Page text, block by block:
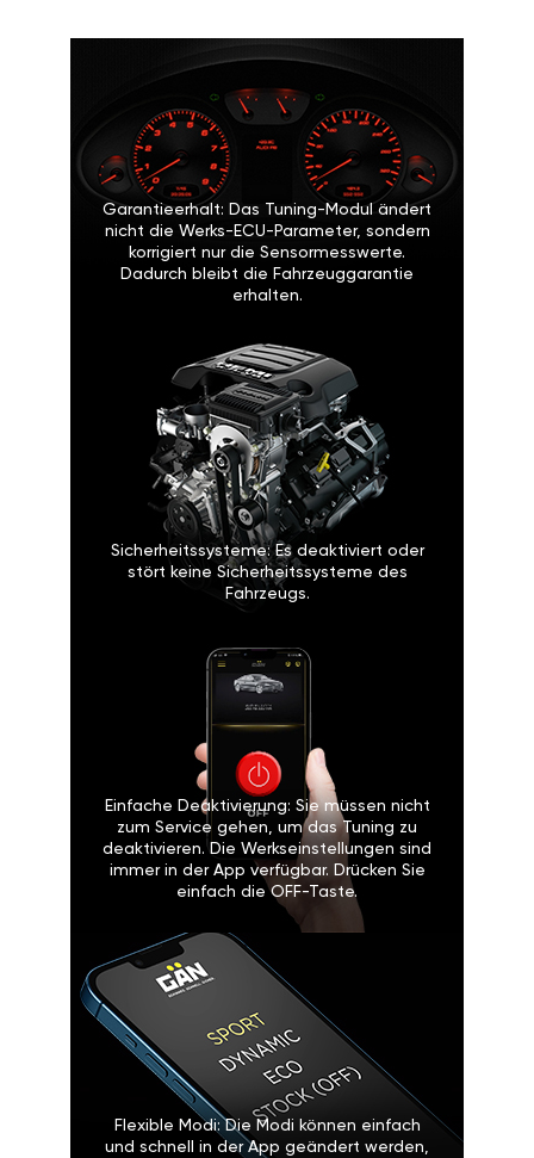
Garantieerhalt: Das Tuning-Modul ändert
nicht die Werks-ECU-Parameter, sondern
korrigiert nur die Sensormesswerte.
Dadurch bleibt die Fahrzeuggarantie
erhalten.
Sicherheitssysteme: Es deaktiviert oder
stört keine Sicherheitssysteme des
Fahrzeugs.
Einfache Deaktivierung: Sie müssen nicht
zum Service gehen, um das Tuning zu
deaktivieren. Die Werkseinstellungen sind
immer in der App verfügbar. Drücken Sie
einfach die OFF-Taste.
Flexible Modi: Die Modi können einfach
und schnell in der App geändert werden,